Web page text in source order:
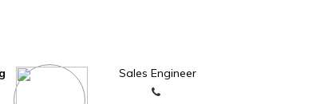
Sales Engineer